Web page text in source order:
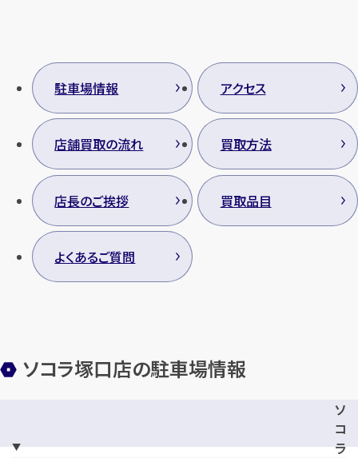
駐車場情報 アクセス
店舗買取の流れ 買取方法
店長のご挨拶 買取品目
よくあるご質問
ソコラ塚口店の駐車場情報
ソ
コ
ラ